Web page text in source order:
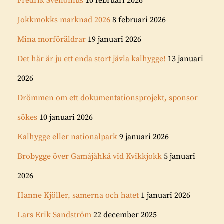
Jokkmokks marknad 2026 8 februari 2026
Mina morföräldrar 19 januari 2026
Det här är ju ett enda stort jävla kalhygge! 13 januari
2026
Drömmen om ett dokumentationsprojekt, sponsor
sökes 10 januari 2026
Kalhygge eller nationalpark 9 januari 2026
Brobygge över Gamájåhkå vid Kvikkjokk 5 januari
2026
Hanne Kjöller, samerna och hatet 1 januari 2026
Lars Erik Sandström 22 december 2025